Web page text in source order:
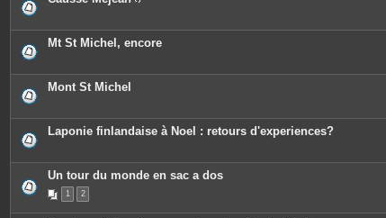
è
c
j
t
e
s
Mt St Michel, encore
Mont St Michel
Laponie finlandaise à Noel : retours d'experiences?
Un tour du monde en sac a dos
1 2